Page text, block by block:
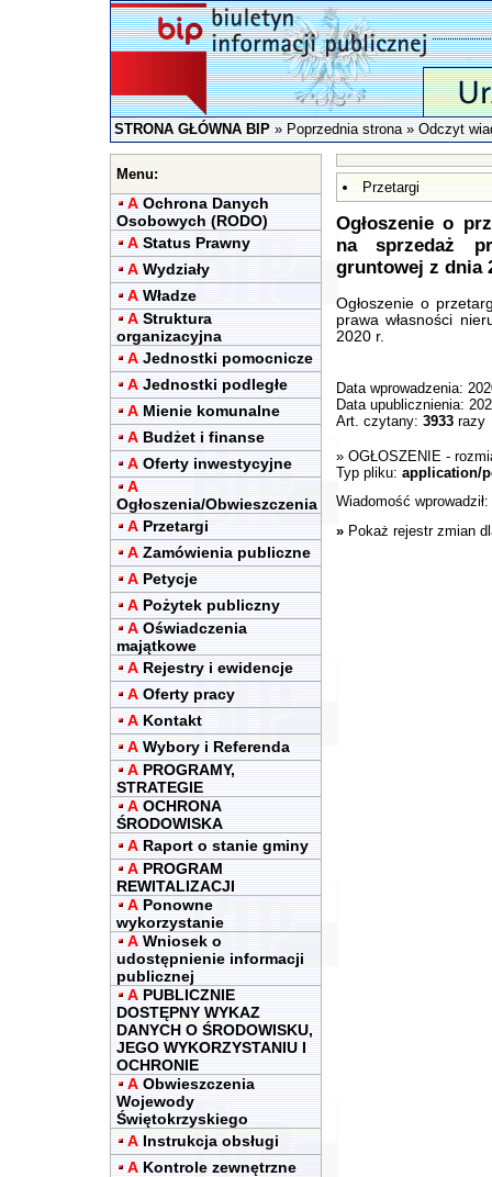
STRONA GŁÓWNA BIP»Poprzednia strona» Odczyt
Menu:
A Ochrona Danych
Osobowych (RODO)
A Status Prawny
A Wydziały
A Władze
A Struktura
organizacyjna
A Jednostki pomocnicze
A Jednostki podległe
A Mienie komunalne
A Budżet i finanse
A Oferty inwestycyjne
A
Ogłoszenia/Obwieszczenia
A Przetargi
A Zamówienia publiczne
A Petycje
A Pożytek publiczny
A Oświadczenia
majątkowe
A Rejestry i ewidencje
A Oferty pracy
A Kontakt
A Wybory i Referenda
A PROGRAMY,
STRATEGIE
A OCHRONA
ŚRODOWISKA
A Raport o stanie gminy
A PROGRAM
REWITALIZACJI
A Ponowne
wykorzystanie
A Wniosek o
udostępnienie informacji
publicznej
A PUBLICZNIE
DOSTĘPNY WYKAZ
DANYCH O ŚRODOWISKU,
JEGO WYKORZYSTANIU I
OCHRONIE
A Obwieszczenia
Wojewody
Świętokrzyskiego
A Instrukcja obsługi
A Kontrole zewnętrzne
Przetargi
Ogłoszenie o
na sprzedaż
gruntowej z dnia
Ogłoszenie o
prawa własności
2020 r.
Data wprowadzenia:
Data upublicznienia:
Art. czytany: 3933razy
» OGŁOSZENIE-
Typ pliku: application/
Wiadomość wprowadził:
» Pokaż rejestr zmian